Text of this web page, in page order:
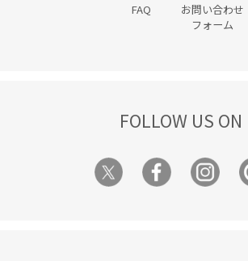
FAQ
お問い合わせ
フォーム
FOLLOW US ON